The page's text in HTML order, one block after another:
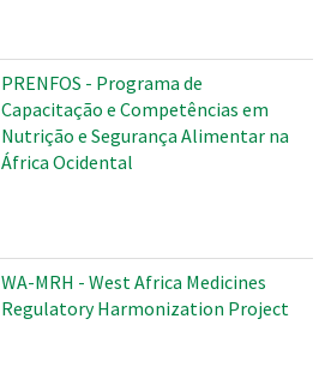
PRENFOS - Programa de
Capacitação e Competências em
Nutrição e Segurança Alimentar na
África Ocidental
WA-MRH - West Africa Medicines
Regulatory Harmonization Project